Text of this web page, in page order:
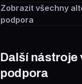
Zobrazit všechny
podpora
Další nástroje
podpora